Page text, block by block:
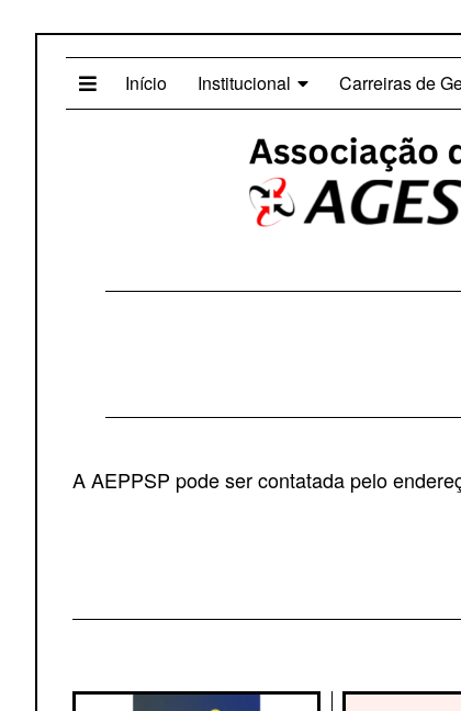
Início Institucional Carreiras de
A AEPPSP pode ser contatada pelo